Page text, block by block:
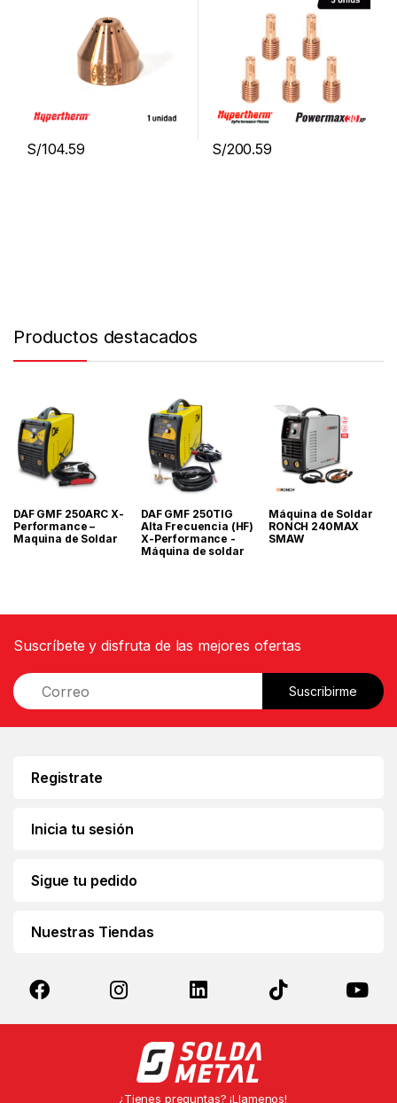
S/104.59 S/200.59
Productos destacados
DAF GMF 250ARC X-
Performance –
Maquina de Soldar
DAF GMF 250TIG
Alta Frecuencia (HF)
X-Performance -
Máquina de soldar
Máquina de Soldar
RONCH 240MAX
SMAW
Suscríbete y disfruta de las mejores ofertas
E
m
Suscribirme
Registrate
Inicia tu sesión
Sigue tu pedido
Nuestras Tiendas
¿Tienes preguntas? ¡Llamenos!